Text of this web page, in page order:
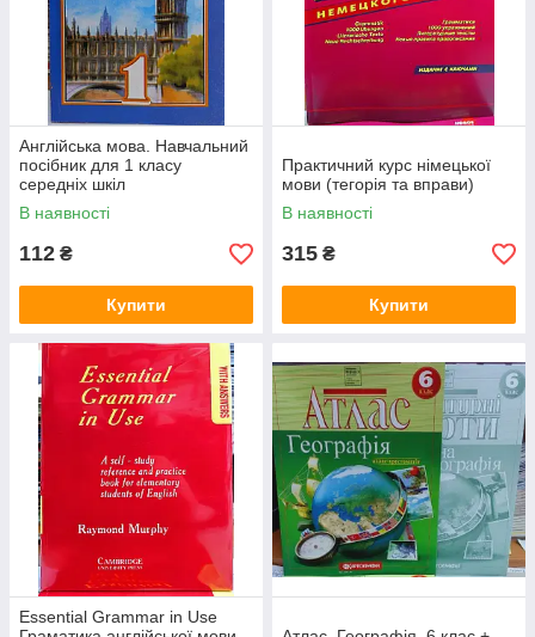
Англійська мова. Навчальний
посібник для 1 класу
середніх шкіл
В наявності
112 ₴
Купити
Практичний курс німецької
мови (тегорія та вправи)
В наявності
315 ₴
Купити
Essential Grammar in Use